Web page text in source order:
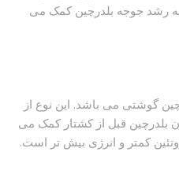
رشد جوجه بلدرچین کمک می
گوشتی می باشد. این نوع از
بلدرچین قبل از کشتار کمک می
کمتر و انرژی بیش تر است.